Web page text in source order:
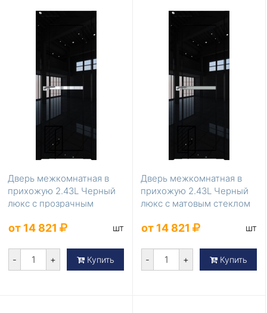
Дверь межкомнатная в
прихожую 2.43L Черный
люкс с прозрачным
от 14 821 шт
- + Купить
Дверь межкомнатная в
прихожую 2.43L Черный
люкс с матовым стеклом
от 14 821 шт
- + Купить